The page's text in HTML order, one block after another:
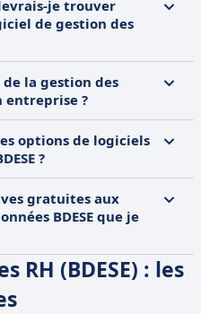
je trouver
de gestion des
la gestion des
entreprise ?
options de logiciels
?
gratuites aux
BDESE que je
RH (BDESE) : les